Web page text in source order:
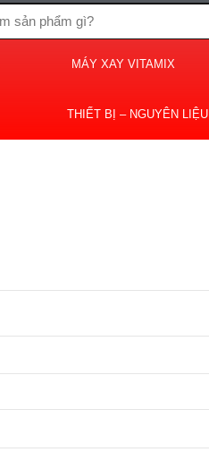
MÁY XAY VITAMIX
THIẾT BỊ – NGUYÊN LIỆU